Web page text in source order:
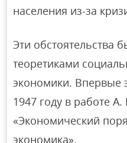
населения из-за
Эти обстоятельства
теоретиками
экономики. Впервые
1947 году в работе
«Экономический
экономика».